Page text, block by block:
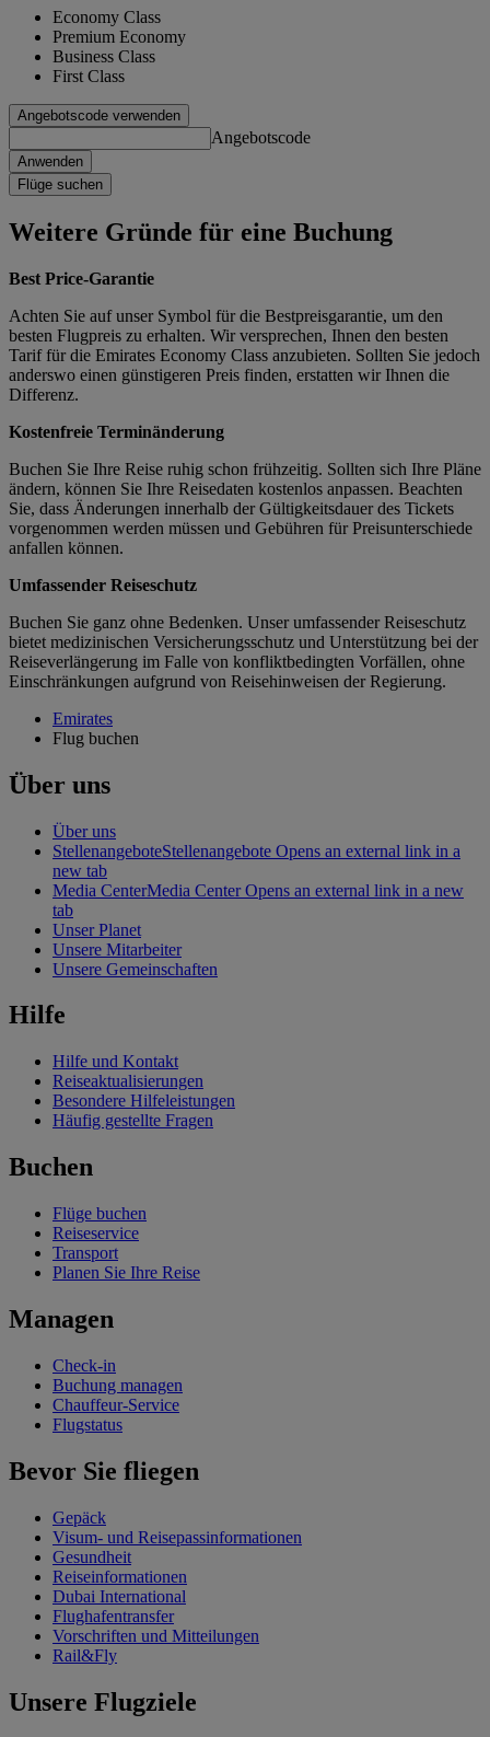
Economy Class
Premium Economy
Business Class
First Class
Angebotscode verwenden
Angebotscode
Anwenden
Flüge suchen
Weitere Gründe für eine Buchung
Best Price-Garantie
Achten Sie auf unser Symbol für die Bestpreisgarantie, um den
besten Flugpreis zu erhalten. Wir versprechen, Ihnen den besten
Tarif für die Emirates Economy Class anzubieten. Sollten Sie jedoch
anderswo einen günstigeren Preis finden, erstatten wir Ihnen die
Differenz.
Kostenfreie Terminänderung
Buchen Sie Ihre Reise ruhig schon frühzeitig. Sollten sich Ihre Pläne
ändern, können Sie Ihre Reisedaten kostenlos anpassen. Beachten
Sie, dass Änderungen innerhalb der Gültigkeitsdauer des Tickets
vorgenommen werden müssen und Gebühren für Preisunterschiede
anfallen können.
Umfassender Reiseschutz
Buchen Sie ganz ohne Bedenken. Unser umfassender Reiseschutz
bietet medizinischen Versicherungsschutz und Unterstützung bei der
Reiseverlängerung im Falle von konfliktbedingten Vorfällen, ohne
Einschränkungen aufgrund von Reisehinweisen der Regierung.
Emirates
Flug buchen
Über uns
Über uns
StellenangeboteStellenangebote Opens an external link in a
new tab
Media CenterMedia Center Opens an external link in a new
tab
Unser Planet
Unsere Mitarbeiter
Unsere Gemeinschaften
Hilfe
Hilfe und Kontakt
Reiseaktualisierungen
Besondere Hilfeleistungen
Häufig gestellte Fragen
Buchen
Flüge buchen
Reiseservice
Transport
Planen Sie Ihre Reise
Managen
Check-in
Buchung managen
Chauffeur-Service
Flugstatus
Bevor Sie fliegen
Gepäck
Visum- und Reisepassinformationen
Gesundheit
Reiseinformationen
Dubai International
Flughafentransfer
Vorschriften und Mitteilungen
Rail&Fly
Unsere Flugziele